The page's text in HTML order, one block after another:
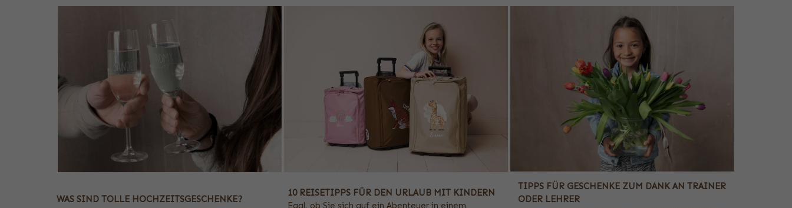
WAS SIND TOLLE HOCHZEITSGESCHENKE?
10 REISETIPPS FÜR DEN URLAUB MIT KINDERN
Egal, ob Sie sich auf ein Abenteuer in einem
TIPPS FÜR GESCHENKE ZUM DANK AN TRAINER
ODER LEHRER